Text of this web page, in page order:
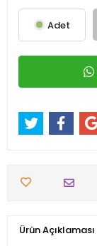
Adet
Ürün Açıklaması